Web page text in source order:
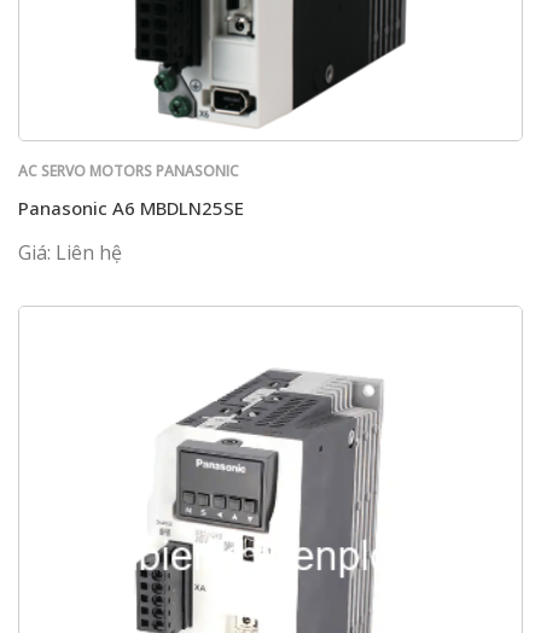
AC SERVO MOTORS PANASONIC
Panasonic A6 MBDLN25SE
Giá: Liên hệ